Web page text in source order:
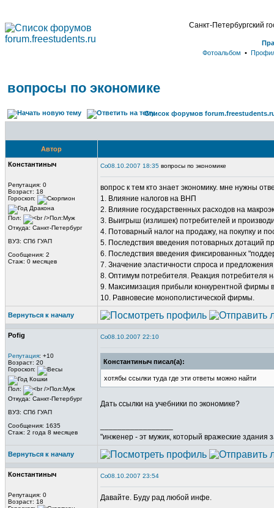
Санкт-Петербургский
Фотоальбом •
вопросы по экономике
Список форумов
Автор
Константиныч
Репутация: 0
Возраст: 18
Гороскоп:
Пол:
Откуда: Санкт-Петербург
ВУЗ: СПб ГУАП
Сообщения: 2
Стаж: 0 месяцев
08.10.2007 18:35 вопросы по экономике
вопрос к тем кто знает экономику. мне нужны
1. Влияние налогов на ВНП
2. Влияние государственных расходов на
3. Выигрыш (излишек) потребителей и
4. Потоварный налог на продажу, на покупку и
5. Последствия введения потоварных дотаций
6. Последствия введения фиксированных
7. Значение эластичности спроса и
8. Оптимум потребителя. Реакция потребителя
9. Максимизация прибыли конкурентной фирмы
10. Равновесие монополистической фирмы.
Вернуться к началу
Pofig
Репутация: +10
Возраст: 20
Гороскоп:
Пол:
Откуда: Санкт-Петербург
ВУЗ: СПб ГУАП
Сообщения: 1635
Стаж: 2 года 8 месяцев
08.10.2007 22:10
Константиныч писал(а):
хотябы ссылки туда где эти ответы можно найти
Дать ссылки на учебники по экономике?
"инженер - эт мужик, который вражеские здания
Вернуться к началу
Константиныч
Репутация: 0
Возраст: 18
08.10.2007 23:54
Давайте. Буду рад любой инфе.